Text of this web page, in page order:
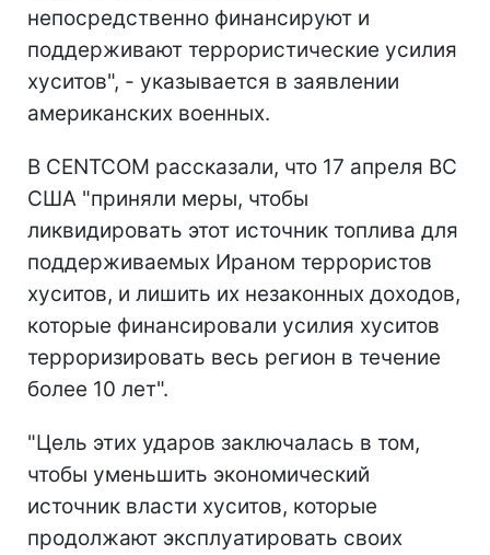
непосредственно финансируют и
поддерживают террористические усилия
хуситов", - указывается в заявлении
американских военных.
В CENTCOM рассказали, что 17 апреля ВС
США "приняли меры, чтобы
ликвидировать этот источник топлива для
поддерживаемых Ираном террористов
хуситов, и лишить их незаконных доходов,
которые финансировали усилия хуситов
терроризировать весь регион в течение
более 10 лет".
"Цель этих ударов заключалась в том,
чтобы уменьшить экономический
источник власти хуситов, которые
продолжают эксплуатировать своих